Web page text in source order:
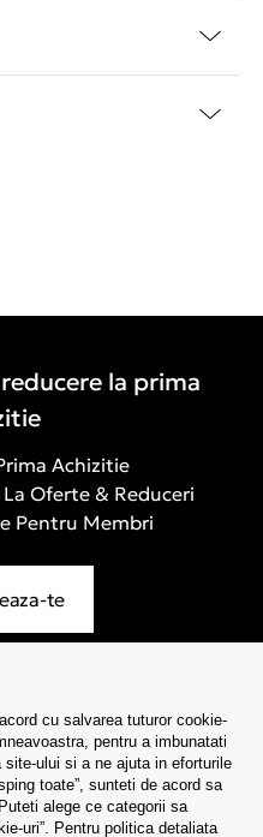
la prima
Achizitie
Oferte & Reduceri
Pentru Membri
te
cu salvarea tuturor cookie-
pentru a imbunatati
ului si a ne ajuta in eforturile
toate”, sunteti de acord sa
alege ce categorii sa
uri”. Pentru politica detaliata